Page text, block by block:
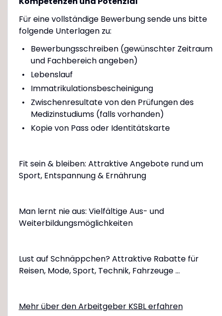
Für eine vollständige Bewerbung sende uns bitte
folgende Unterlagen zu:
Bewerbungsschreiben (gewünschter Zeitraum
und Fachbereich angeben)
Lebenslauf
Immatrikulationsbescheinigung
Zwischenresultate von den Prüfungen des
Medizinstudiums (falls vorhanden)
Kopie von Pass oder Identitätskarte
Fit sein & bleiben: Attraktive Angebote rund um
Sport, Entspannung & Ernährung
Man lernt nie aus: Vielfältige Aus- und
Weiterbildungsmöglichkeiten
Lust auf Schnäppchen? Attraktive Rabatte für
Reisen, Mode, Sport, Technik, Fahrzeuge ...
Mehr über den Arbeitgeber KSBL erfahren